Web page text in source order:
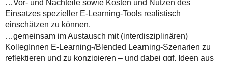
…Vor- und Nachteile sowie Kosten und Nutzen des
Einsatzes spezieller E-Learning-Tools realistisch
einschätzen zu können.
…gemeinsam im Austausch mit (interdisziplinären)
KollegInnen E-Learning-/Blended Learning-Szenarien zu
reflektieren und zu konzipieren – und dabei ggf. Ideen aus